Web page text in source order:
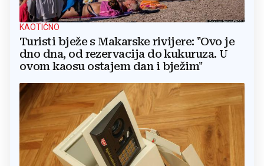
KAOTIČNO
Turisti bježe s Makarske rivijere: "Ovo je
dno dna, od rezervacija do kukuruza. U
ovom kaosu ostajem dan i bježim"